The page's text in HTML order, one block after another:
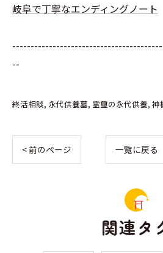
岐阜で丁寧なエンディングノート
--
終活相談 永代供養墓 霊璽の永代供養 神
< 前のページ 一覧に戻る
関連タ